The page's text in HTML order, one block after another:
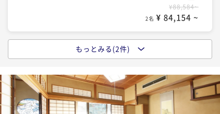
¥88,584~
2名 ¥ 84,154 ~
ワーケーションプラン｜テレワーク・役員合宿・福利
二食付き 現地決済可 事前決済可
IN 13:30 - 17:00 OUT10:30
ポイント即利用で最大5％OFF
¥88,584~
もっとみる(2件)